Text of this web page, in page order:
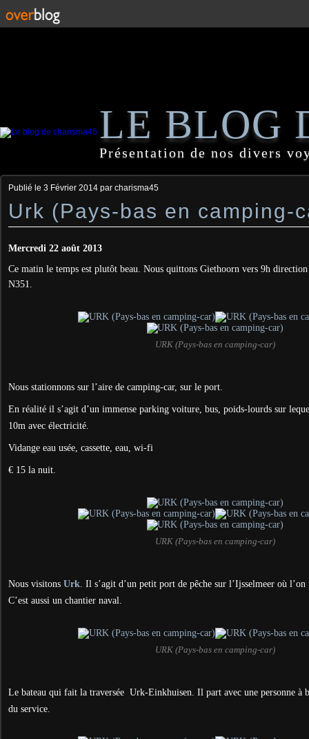
LE BLOG
Présentation de nos divers
Publié le 3 Février 2014 par charisma45
Urk (Pays-bas en camping-
Mercredi 22 août 2013
Ce matin le temps est plutôt beau. Nous quittons Giethoorn vers 9h
N351.
URK (Pays-bas en camping-car)
Nous stationnons sur l’aire de camping-car, sur le port.
En réalité il s’agit d’un immense parking voiture, bus, poids-lourds sur
10m avec électricité.
Vidange eau usée, cassette, eau, wi-fi
€ 15 la nuit.
URK (Pays-bas en camping-car)
Nous visitons Urk. Il s’agit d’un petit port de pêche sur l’Ijsselmeer où
C’est aussi un chantier naval.
URK (Pays-bas en camping-car)
Le bateau qui fait la traversée Urk-Einkhuisen. Il part avec une personne à
du service.